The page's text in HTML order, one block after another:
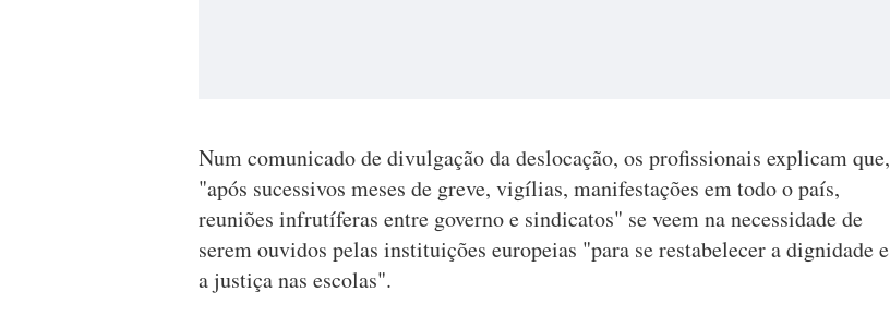
Num comunicado de divulgação da deslocação, os profissionais explicam que,
"após sucessivos meses de greve, vigílias, manifestações em todo o país,
reuniões infrutíferas entre governo e sindicatos" se veem na necessidade de
serem ouvidos pelas instituições europeias "para se restabelecer a dignidade e
a justiça nas escolas".